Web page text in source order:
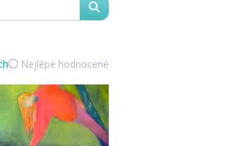
Nejlépe hodnocené